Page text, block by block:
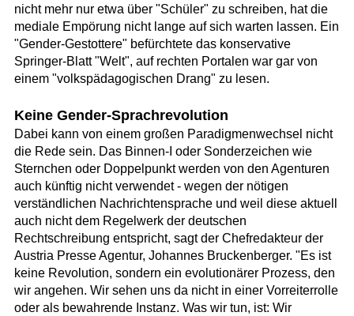
nicht mehr nur etwa über "Schüler" zu schreiben, hat die
mediale Empörung nicht lange auf sich warten lassen. Ein
"Gender-Gestottere" befürchtete das konservative
Springer-Blatt "Welt", auf rechten Portalen war gar von
einem "volkspädagogischen Drang" zu lesen.
Keine Gender-Sprachrevolution
Dabei kann von einem großen Paradigmenwechsel nicht
die Rede sein. Das Binnen-I oder Sonderzeichen wie
Sternchen oder Doppelpunkt werden von den Agenturen
auch künftig nicht verwendet - wegen der nötigen
verständlichen Nachrichtensprache und weil diese aktuell
auch nicht dem Regelwerk der deutschen
Rechtschreibung entspricht, sagt der Chefredakteur der
Austria Presse Agentur, Johannes Bruckenberger. "Es ist
keine Revolution, sondern ein evolutionärer Prozess, den
wir angehen. Wir sehen uns da nicht in einer Vorreiterrolle
oder als bewahrende Instanz. Was wir tun, ist: Wir